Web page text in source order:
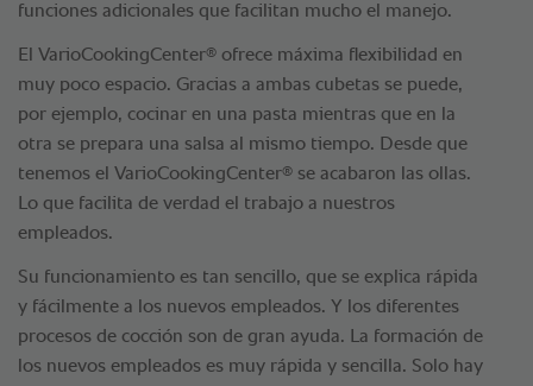
funciones adicionales que facilitan mucho el manejo.
El VarioCookingCenter® ofrece máxima flexibilidad en
muy poco espacio. Gracias a ambas cubetas se puede,
por ejemplo, cocinar en una pasta mientras que en la
otra se prepara una salsa al mismo tiempo. Desde que
tenemos el VarioCookingCenter® se acabaron las ollas.
Lo que facilita de verdad el trabajo a nuestros
empleados.
Su funcionamiento es tan sencillo, que se explica rápida
y fácilmente a los nuevos empleados. Y los diferentes
procesos de cocción son de gran ayuda. La formación de
los nuevos empleados es muy rápida y sencilla. Solo hay